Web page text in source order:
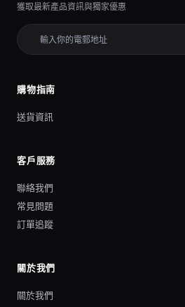
獲取最新產品資訊與獨家優惠
購物指南
送貨資訊
客戶服務
聯絡我們
常見問題
訂單追蹤
關於我們
關於我們